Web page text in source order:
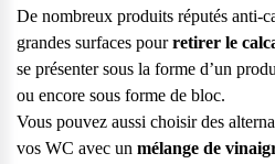
De nombreux produits réputés anti-
grandes surfaces pourretirer le
se présenter sous la forme d’un
ou encore sous forme de bloc.
Vous pouvez aussi choisir des
vos WC avec un mélange de